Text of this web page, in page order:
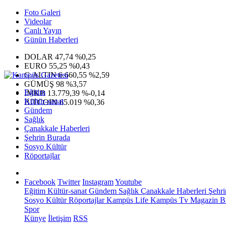
Foto Galeri
Videolar
Canlı Yayın
Günün Haberleri
DOLAR 47,74 %0,25
EURO 55,25 %0,43
G.ALTIN6.660,55 %2,59
GÜMÜŞ 98 %3,57
IMKB 13.779,39 %-0,14
BITCOIN65.019 %0,36
Eğitim
Kültür-sanat
Gündem
Sağlık
Çanakkale Haberleri
Şehrin Burada
Sosyo Kültür
Röportajlar
Facebook Twitter InstagramYoutube
Eğitim Kültür-sanat Gündem Sağlık Çanakkale Haberleri
Sosyo KültürRöportajlarKampüs Life Kampüs Tv Magazin
Spor
Künye İletişim RSS